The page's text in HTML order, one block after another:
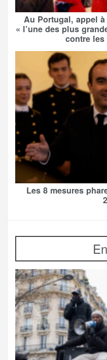
Au Portugal, appel
« l’une des plus
contre
Les 8 mesures